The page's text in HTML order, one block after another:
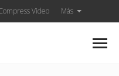
Video Más